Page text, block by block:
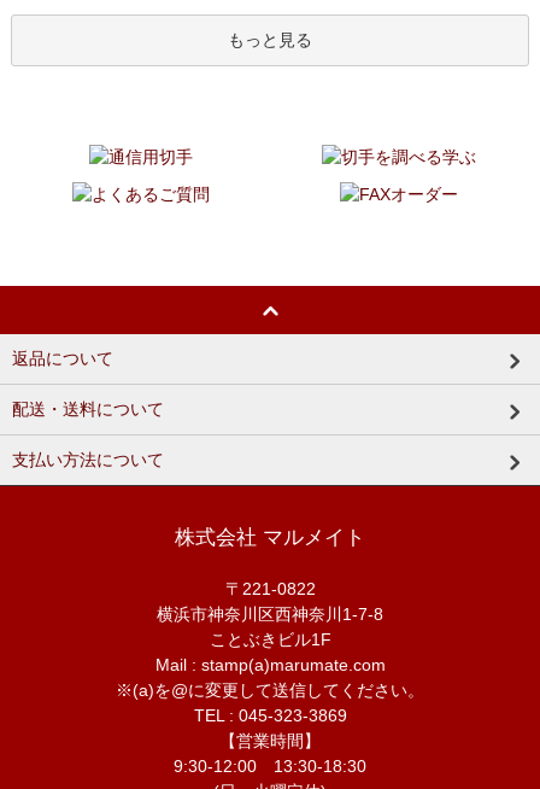
もっと見る
返品について
配送・送料について
支払い方法について
株式会社 マルメイト
〒221-0822
横浜市神奈川区西神奈川1-7-8
ことぶきビル1F
Mail : stamp(a)marumate.com
※(a)を@に変更して送信してください。
TEL : 045-323-3869
【営業時間】
9:30-12:00 13:30-18:30